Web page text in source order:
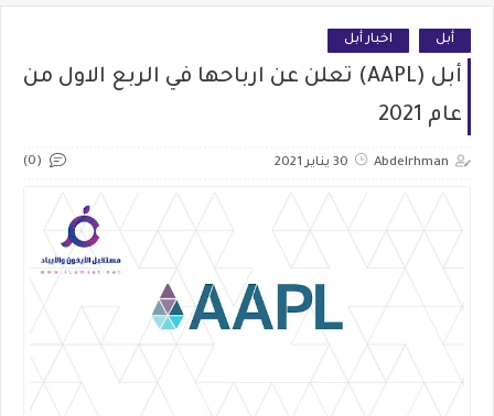
أبل اخبار أبل
أبل (AAPL) تعلن عن ارباحها في الربع الاول من
عام 2021
Abdelrhman 30 يناير 2021 (0)